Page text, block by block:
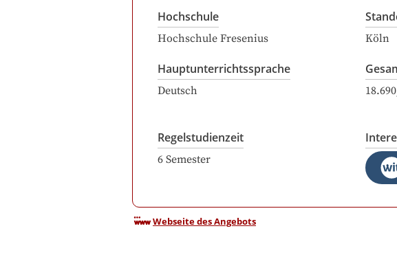
Hochschule
Hochschule Fresenius Köln
Hauptunterrichtssprache
Deutsch
Regelstudienzeit
6 Semester
Webseite des Angebots